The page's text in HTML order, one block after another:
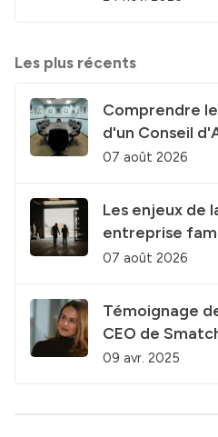
Les plus récents
Comprendre
d'un Conseil
07 août 2026
Les enjeux de
entreprise
07 août 2026
Témoignage
CEO de
09 avr. 2025